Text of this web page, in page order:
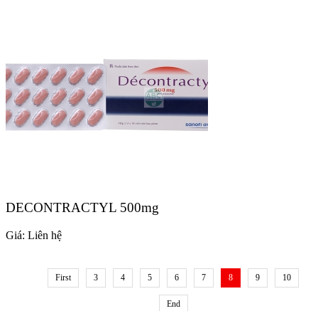
DECONTRACTYL 500mg
Giá: Liên hệ
First 3 4 5 6 7 8 9 10
End